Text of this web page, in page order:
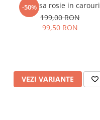
-50%
Camasa rosie in carouri
199,00 RON
99,50 RON
VEZI VARIANTE